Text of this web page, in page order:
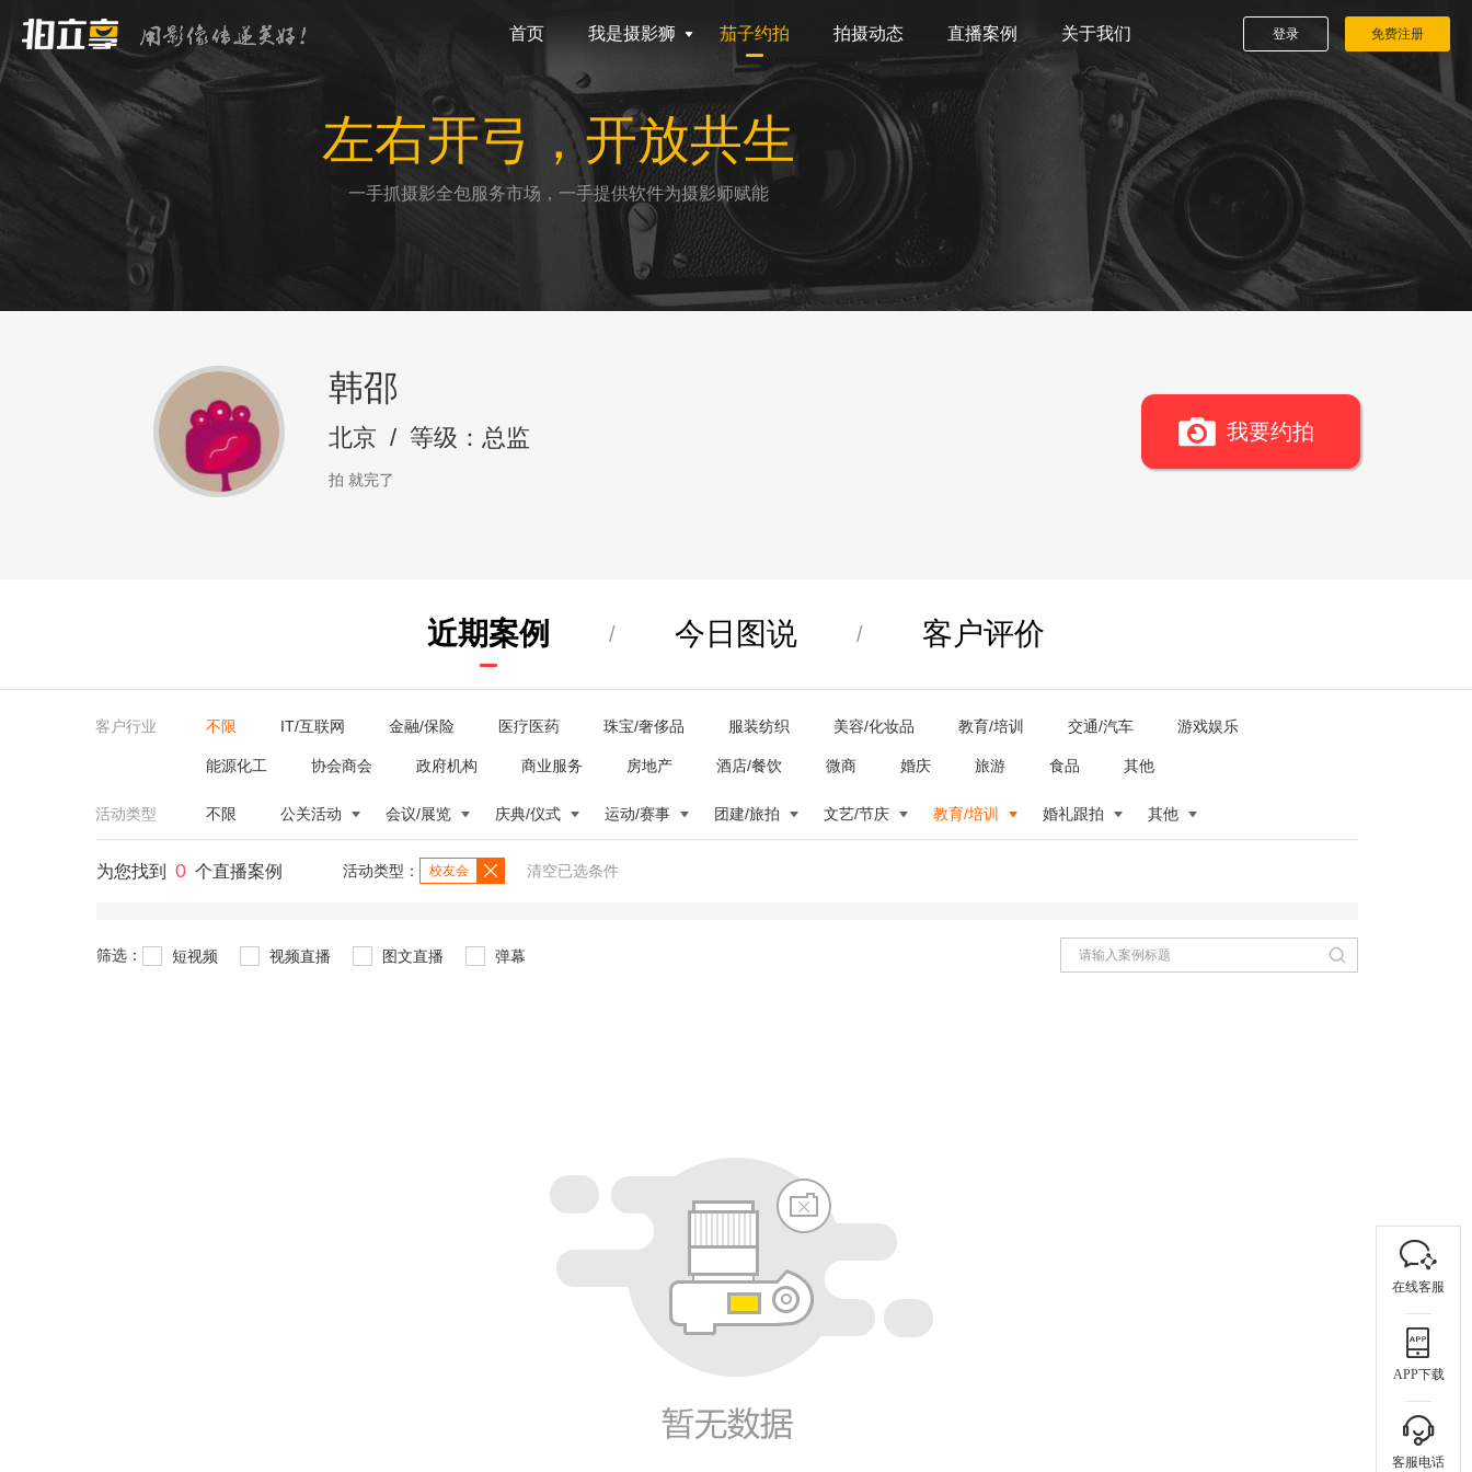
首页 我是摄影狮 茄子约拍 拍摄动态 直播案例 关于我们 登录 免费注册
左右开弓，开放共生
一手抓摄影全包服务市场，一手提供软件为摄影师赋能
韩邵
北京 / 等级：总监
拍 就完了
我要约拍
近期案例 / 今日图说 / 客户评价
客户行业 不限 IT/互联网 金融/保险 医疗医药 珠宝/奢侈品 服装纺织 美容/化妆品 教育/培训 交通/汽车 游戏娱乐
能源化工 协会商会 政府机构 商业服务 房地产 酒店/餐饮 微商 婚庆 旅游 食品 其他
活动类型 不限 公关活动 会议/展览 庆典/仪式 运动/赛事 团建/旅拍 文艺/节庆 教育/培训 婚礼跟拍 其他
为您找到 0 个直播案例 活动类型： 校友会 清空已选条件
筛选： 短视频 视频直播 图文直播 弹幕
在线客服
APP下载
客服电话